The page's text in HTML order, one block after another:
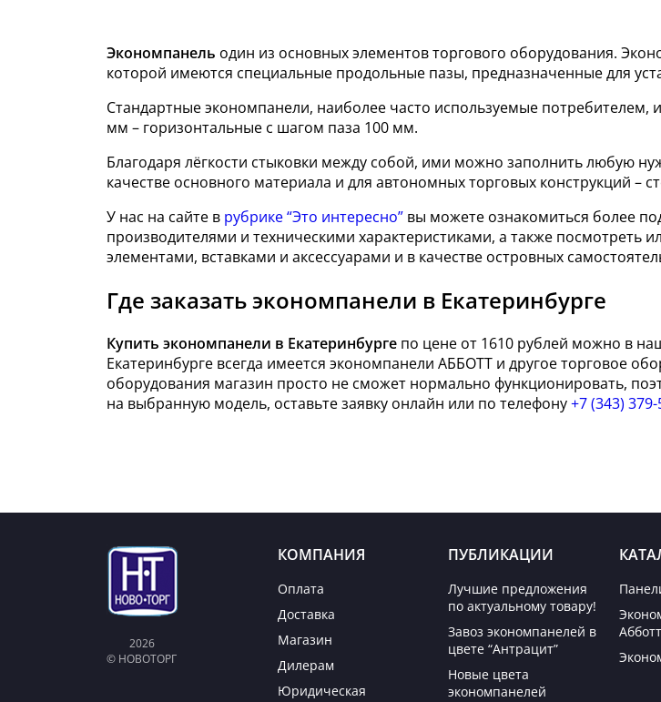
Экономпанель один из основных элементов торгового оборудования.
которой имеются специальные продольные пазы, предназначенные для
Стандартные экономпанели, наиболее часто используемые
мм – горизонтальные с шагом паза 100 мм.
Благодаря лёгкости стыковки между собой, ими можно заполнить любую
качестве основного материала и для автономных торговых конструкций –
У нас на сайте в рубрике “Это интересно” вы можете ознакомиться более
производителями и техническими характеристиками, а также
элементами, вставками и аксессуарами и в качестве островных
Где заказать экономпанели в Екатеринбурге
Купить экономпанели в Екатеринбурге по цене от 1610 рублей можно в
Екатеринбурге всегда имеется экономпанели АББОТТ и другое торговое
оборудования магазин просто не сможет нормально функционировать,
на выбранную модель, оставьте заявку онлайн или по телефону+7 (343)
2026
© НОВОТОРГ
КОМПАНИЯ
Оплата
Доставка
Магазин
Дилерам
Юридическая
ПУБЛИКАЦИИ
Лучшие предложения
по актуальному товару!
Завоз экономпанелей в
цвете “Антрацит”
Новые цвета
экономпанелей
Абботт